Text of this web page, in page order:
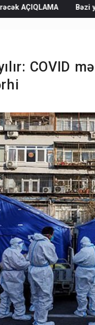
yerlərə yağış yağacaq,
COVID